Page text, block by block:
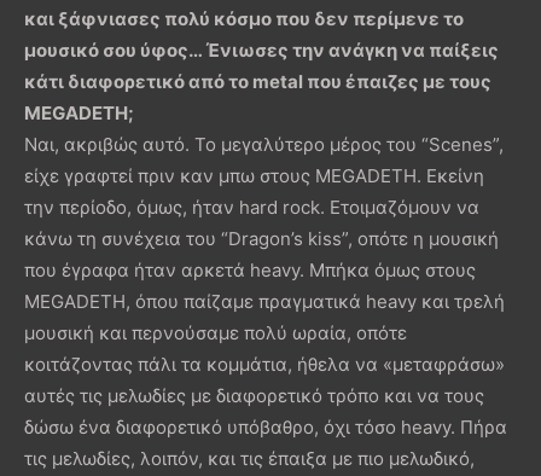
και ξάφνιασες πολύ κόσμο που δεν περίμενε το
μουσικό σου ύφος… Ένιωσες την ανάγκη να παίξεις
κάτι διαφορετικό από το metal που έπαιζες με τους
MEGADETH;
Ναι, ακριβώς αυτό. Το μεγαλύτερο μέρος του “Scenes”,
είχε γραφτεί πριν καν μπω στους MEGADETH. Εκείνη
την περίοδο, όμως, ήταν hard rock. Ετοιμαζόμουν να
κάνω τη συνέχεια του “Dragon’s kiss”, οπότε η μουσική
που έγραφα ήταν αρκετά heavy. Μπήκα όμως στους
MEGADETH, όπου παίζαμε πραγματικά heavy και τρελή
μουσική και περνούσαμε πολύ ωραία, οπότε
κοιτάζοντας πάλι τα κομμάτια, ήθελα να «μεταφράσω»
αυτές τις μελωδίες με διαφορετικό τρόπο και να τους
δώσω ένα διαφορετικό υπόβαθρο, όχι τόσο heavy. Πήρα
τις μελωδίες, λοιπόν, και τις έπαιξα με πιο μελωδικό,